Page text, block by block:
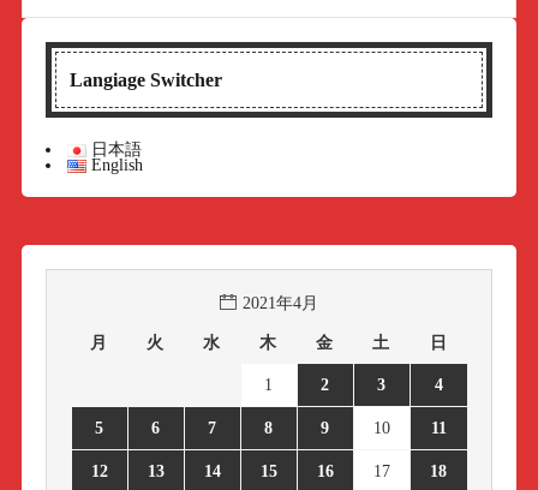
Langiage Switcher
日本語
English
2021年4月
月 火 水 木 金 土 日
1 2 3 4
5 6 7 8 9 10 11
12 13 14 15 16 17 18